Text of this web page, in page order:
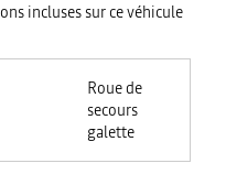
incluses sur ce véhicule
Roue de
secours
galette